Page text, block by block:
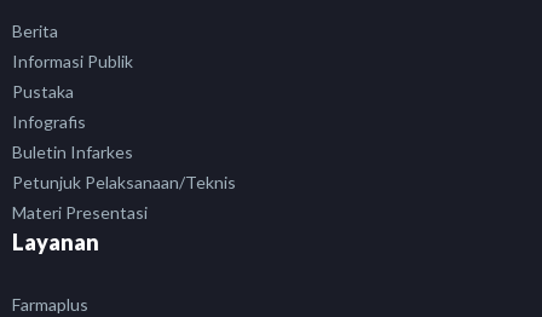
Berita
Informasi Publik
Pustaka
Infografis
Buletin Infarkes
Petunjuk Pelaksanaan/Teknis
Materi Presentasi
Layanan
Farmaplus